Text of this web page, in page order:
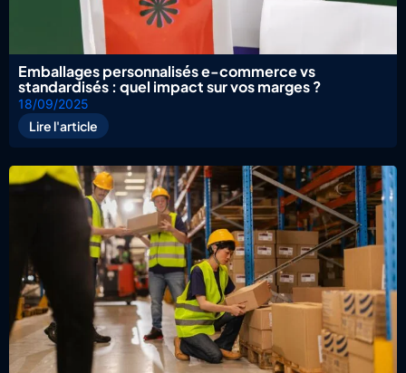
Emballages personnalisés e-commerce vs
standardisés : quel impact sur vos marges ?
18/09/2025
Lire l'article